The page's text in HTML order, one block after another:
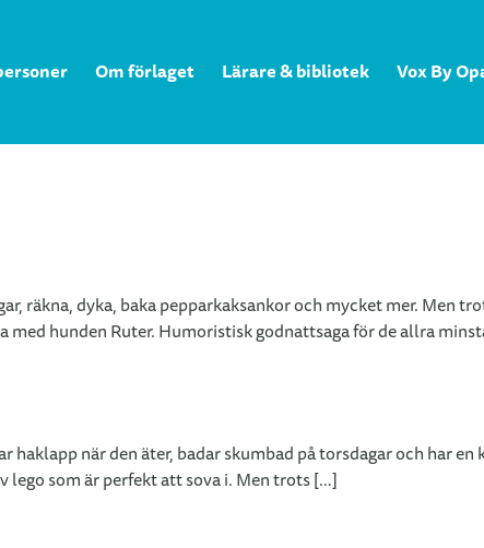
Om förlaget Lärare & bibliotek Vox By
räkna, dyka, baka pepparkaksankor och mycket mer. Men
med hunden Ruter. Humoristisk godnattsaga för de allra
haklapp när den äter, badar skumbad på torsdagar och har
lego som är perfekt att sova i. Men trots […]